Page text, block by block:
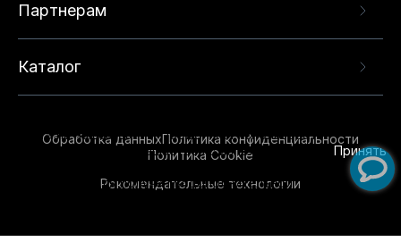
Партнерам
Каталог
Обработка данныхПолитика конфиденциальности
Политика Cookie
Рекомендательные технологии
опыта на нашем сайте. Продолжая использовать
данный сайт, вы соглашаетесь с использованием
технологий. Для получения дополнительной
Принять